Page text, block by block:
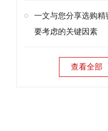
一文与您分享选购精
要考虑的关键因素
查看全部